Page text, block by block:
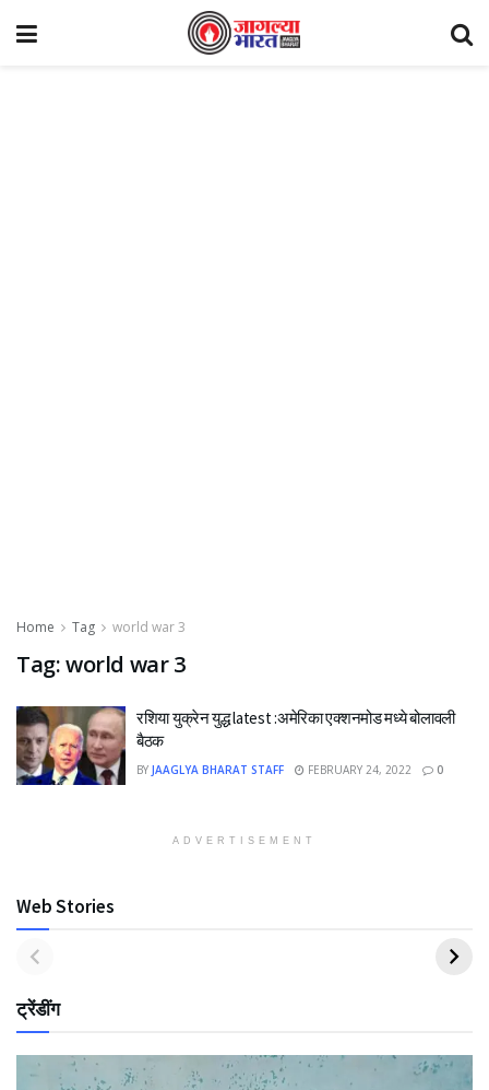
Home Tag world war 3
Tag:world war 3
रशिया युक्रेन युद्ध latest :अमेरिका एक्शनमोड मध्ये बोलावली
बैठक
BY JAAGLYA BHARAT STAFF FEBRUARY 24, 2022 0
ADVERTISEMENT
Web Stories
ट्रेंडींग